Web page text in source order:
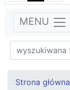
MENU
Strona główna